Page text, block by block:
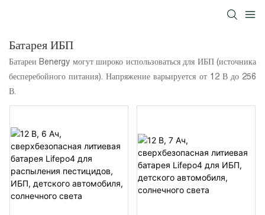
Батарея ИБП
Батареи Benergy могут широко использоваться для ИБП (источника
бесперебойного питания). Напряжение варьируется от 12 В до 256
В.